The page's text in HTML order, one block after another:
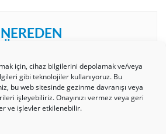
için, cihaz bilgilerini depolamak ve/veya
gibi teknolojiler kullanıyoruz. Bu
bu web sitesinde gezinme davranışı veya
işleyebiliriz. Onayınızı vermez veya geri
ve işlevler etkilenebilir.
HATIRLA!